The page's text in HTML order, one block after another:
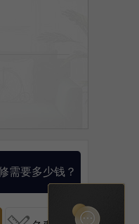
需要多少钱？